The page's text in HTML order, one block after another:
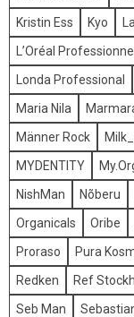
Kristin Ess
Kyo
L’Oréal Professionnel
Londa Professional
Maria Nila
Männer Rock
MYDENTITY
NishMan
Nõberu
Organicals
Oribe
Proraso
Pura
Redken
Ref
Seb Man